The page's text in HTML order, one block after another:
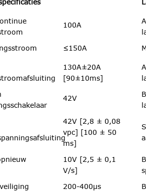
100A
≤150A
130A±20A
[90±10ms]
42V
42V [2,8 ± 0,08
vpc] [100 ± 50
ms]
10V [2,5 ± 0,1
V/s]
200-400μs